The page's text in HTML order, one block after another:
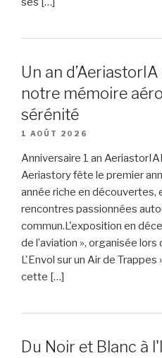
Un an
notre mémoire
sérénité
1 AOÛT 2026
Anniversaire 1 an
Aeriastory fête le premier
année riche en découvertes,
rencontres passionnées
commun.L'exposition en
de l’aviation », organisée
L'Envol sur un Air de
cette […]
Du Noir et Blanc à